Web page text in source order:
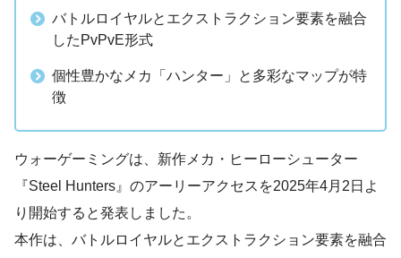
バトルロイヤルとエクストラクション要素を融合
したPvPvE形式
個性豊かなメカ「ハンター」と多彩なマップが特
徴
ウォーゲーミングは、新作メカ・ヒーローシューター
『Steel Hunters』のアーリーアクセスを2025年4月2日よ
り開始すると発表しました。
本作は、バトルロイヤルとエクストラクション要素を融合